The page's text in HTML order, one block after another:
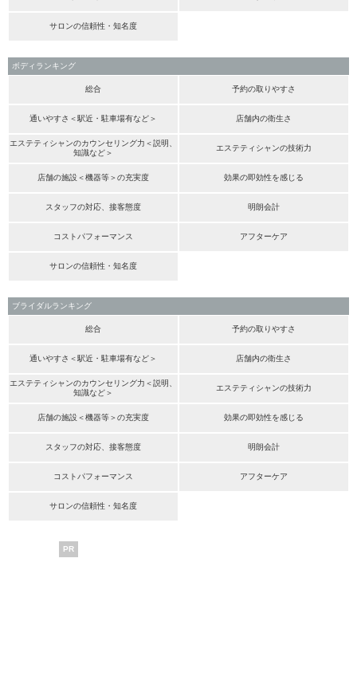
サロンの信頼性・知名度
ボディランキング
総合 予約の取りやすさ
通いやすさ＜駅近・駐車場有など＞ 店舗内の衛生さ
エステティシャンのカウンセリング力＜説明、
知識など＞
エステティシャンの技術力
店舗の施設＜機器等＞の充実度 効果の即効性を感じる
スタッフの対応、接客態度 明朗会計
コストパフォーマンス アフターケア
サロンの信頼性・知名度
ブライダルランキング
総合 予約の取りやすさ
通いやすさ＜駅近・駐車場有など＞ 店舗内の衛生さ
エステティシャンのカウンセリング力＜説明、
知識など＞
エステティシャンの技術力
店舗の施設＜機器等＞の充実度 効果の即効性を感じる
スタッフの対応、接客態度 明朗会計
コストパフォーマンス アフターケア
サロンの信頼性・知名度
PR